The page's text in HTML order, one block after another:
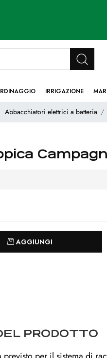
gli altri filtri
IRRIGAZIONE
Abbacchiatori elettrici a batteria
AGGIUNGI
PRODOTTO